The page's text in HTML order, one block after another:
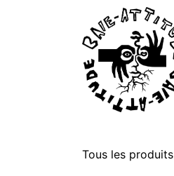
Tous les produits